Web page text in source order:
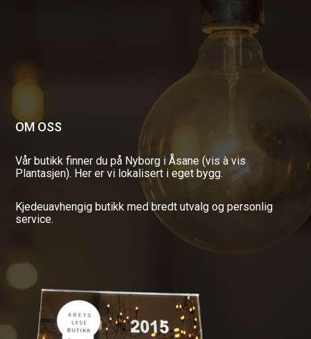
OM OSS
Vår butikk finner du på Nyborg i Åsane (vis à vis
Plantasjen). Her er vi lokalisert i eget bygg.
Kjedeuavhengig butikk med bredt utvalg og personlig
service.